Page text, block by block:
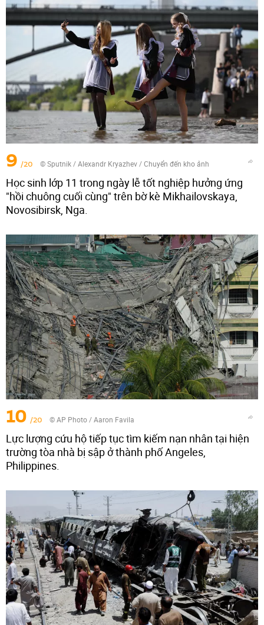
9 /20 © Sputnik / Alexandr Kryazhev/Chuyển đến kho ảnh
Học sinh lớp 11 trong ngày lễ tốt nghiệp hưởng ứng
"hồi chuông cuối cùng" trên bờ kè Mikhailovskaya,
Novosibirsk, Nga.
10 /20 © AP Photo / Aaron Favila
Lực lượng cứu hộ tiếp tục tìm kiếm nạn nhân tại hiện
trường tòa nhà bị sập ở thành phố Angeles,
Philippines.